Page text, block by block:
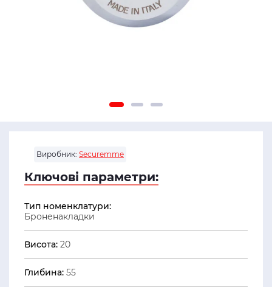
Виробник: Securemme
Ключові параметри:
Тип номенклатури:
Броненакладки
Висота: 20
Глибина: 55